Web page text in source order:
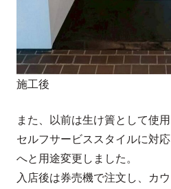
施工後
また、以前は生け簀として使
セルフサービススタイルに対
へと用途変更しました。
入店後は券売機で注文し、カ